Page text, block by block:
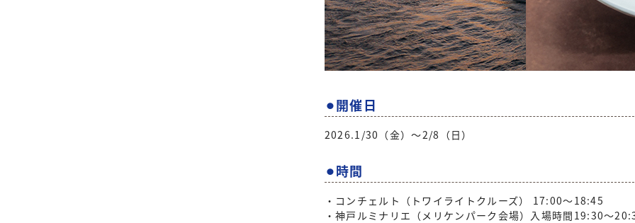
⚫︎開催日
2026.1/30（金）〜2/8（日）
⚫︎時間
・コンチェルト（トワイライトクルーズ） 17:00〜18:45
・神戸ルミナリエ（メリケンパーク会場）入場時間19:30〜